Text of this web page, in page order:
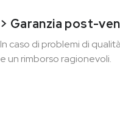
> Garanzia post-
In caso di problemi di
e un rimborso ragionevoli.